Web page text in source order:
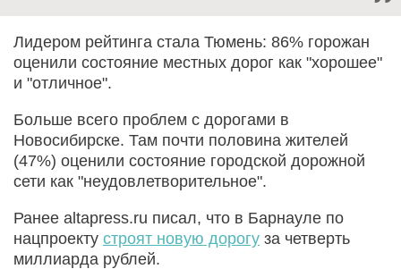
Лидером рейтинга стала Тюмень: 86% горожан
оценили состояние местных дорог как "хорошее"
и "отличное".
Больше всего проблем с дорогами в
Новосибирске. Там почти половина жителей
(47%) оценили состояние городской дорожной
сети как "неудовлетворительное".
Ранее altapress.ru писал, что в Барнауле по
нацпроекту строят новую дорогу за четверть
миллиарда рублей.